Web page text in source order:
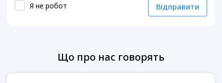
Я не робот Відправити
Що про нас говорять